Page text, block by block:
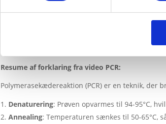
Resume af forklaring fra video PCR:
Polymerasekædereaktion (PCR) er en teknik, der
Denaturering: Prøven opvarmes til 94-95°C,
Annealing: Temperaturen sænkes til 50-65°C,